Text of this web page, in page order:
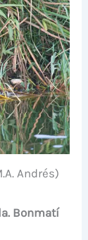
Andrés)
Bonmatí